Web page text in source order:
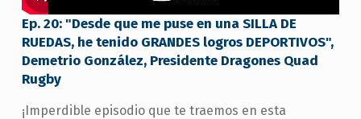
Ep. 20: "Desde que me puse en una SILLA DE
RUEDAS, he tenido GRANDES logros DEPORTIVOS",
Demetrio González, Presidente Dragones Quad
Rugby
¡Imperdible episodio que te traemos en esta